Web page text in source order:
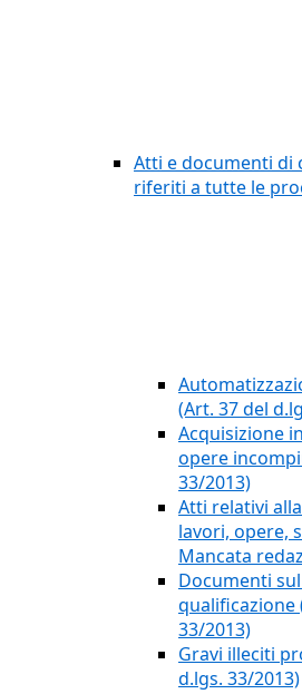
Atti e documenti di
riferiti a tutte le
(Art. 37 del
Acquisizione
opere
33/2013)
Atti relativi
lavori, opere,
Mancata
Documenti
qualificazione
33/2013)
Gravi illeciti
d.lgs. 33/2013)